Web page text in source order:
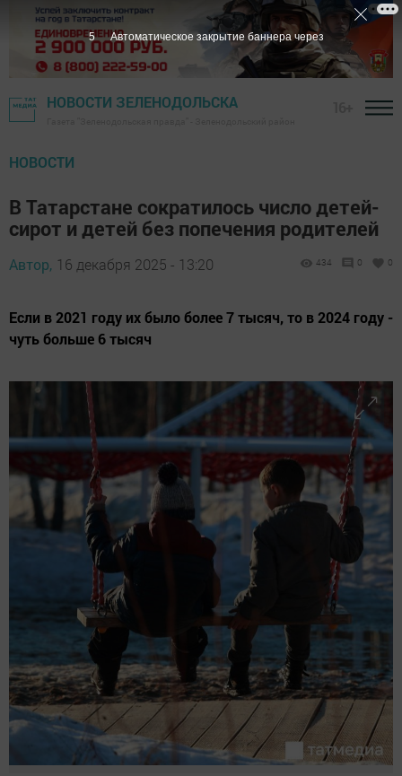
НОВОСТИ ЗЕЛЕНОДОЛЬСКА
НОВОСТИ
В Татарстане сократилось число детей-
сирот и детей без попечения родителей
Автор, 16 декабря 2025 - 13:20 434 0 0
Если в 2021 году их было более 7 тысяч, то в 2024 году -
чуть больше 6 тысяч
4 Автоматическое закрытие баннера через